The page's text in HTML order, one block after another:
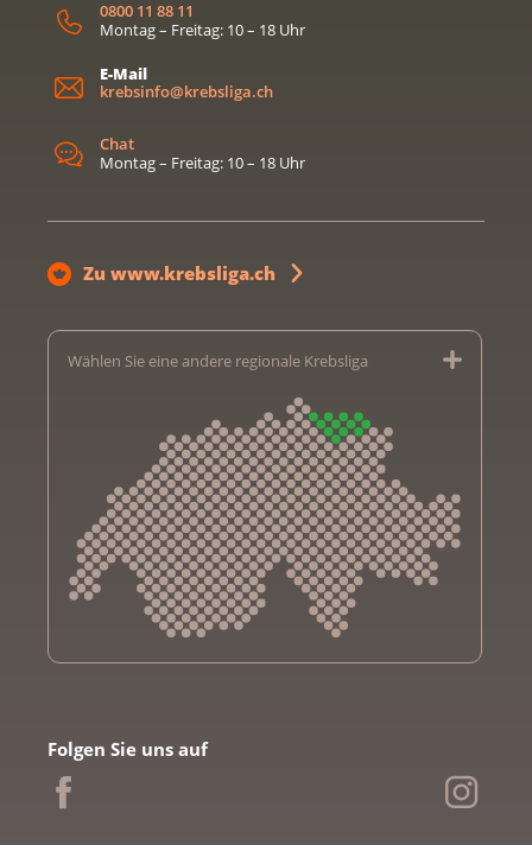
0800 11 88 11
Montag – Freitag: 10 – 18 Uhr
E-Mail
krebsinfo@krebsliga.ch
Chat
Montag – Freitag: 10 – 18 Uhr
Zu www.krebsliga.ch
Wählen Sie eine andere regionale Krebsliga
Krebsliga Bern
Krebsliga Freiburg
Folgen Sie uns auf